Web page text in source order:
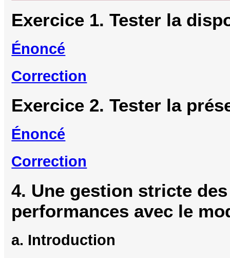
Exercice 1. Tester la
Énoncé
Correction
Exercice 2. Tester la
Énoncé
Correction
4. Une gestion stricte
performances avec le
a. Introduction